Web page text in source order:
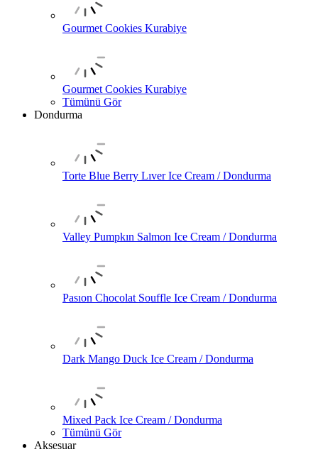
Gourmet Cookies Kurabiye
Gourmet Cookies Kurabiye
Tümünü Gör
Dondurma
Torte Blue Berry Lıver Ice Cream / Dondurma
Valley Pumpkın Salmon Ice Cream / Dondurma
Pasıon Chocolat Souffle Ice Cream / Dondurma
Dark Mango Duck Ice Cream / Dondurma
Mixed Pack Ice Cream / Dondurma
Tümünü Gör
Aksesuar